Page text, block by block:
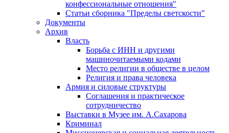
конфессиональные отношения"
Статьи сборника "Пределы светскости"
Документы
Архив
Власть
Борьба с ИНН и другими
машиночитаемыми кодами
Место религии в обществе в целом
Религия и права человека
Армия и силовые структуры
Соглашения и практическое
сотрудничество
Выставки в Музее им. А.Сахарова
Криминал